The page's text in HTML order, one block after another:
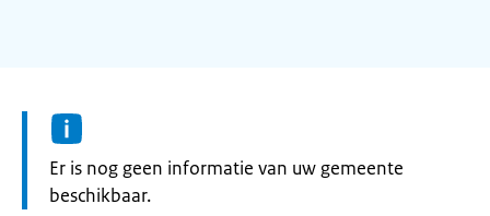
Informatie:
Er is nog geen informatie van uw gemeente
beschikbaar.